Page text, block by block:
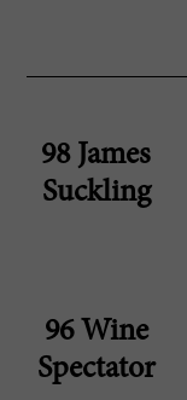
98 James
Suckling
96 Wine
Spectator